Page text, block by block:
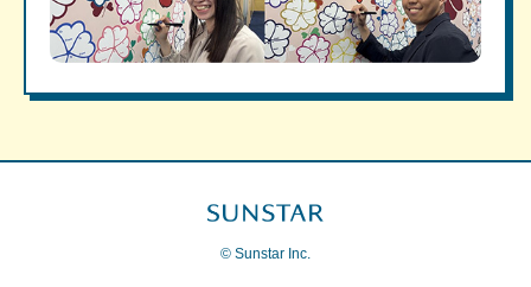
© Sunstar Inc.